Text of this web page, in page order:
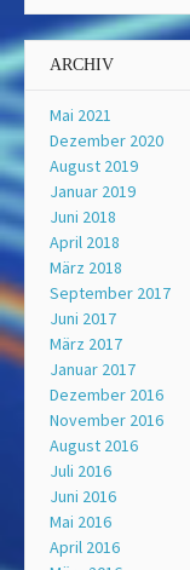
ARCHIV
Mai 2021
Dezember 2020
August 2019
Januar 2019
Juni 2018
April 2018
März 2018
September 2017
Juni 2017
März 2017
Januar 2017
Dezember 2016
November 2016
August 2016
Juli 2016
Juni 2016
Mai 2016
April 2016